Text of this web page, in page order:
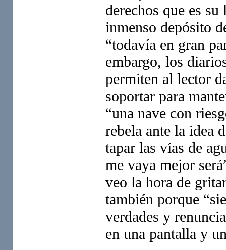
derechos que es
inmenso depósito
“todavía en gran
embargo, los
permiten al lector
soportar para
“una nave con
rebela ante la idea
tapar las vías de
me vaya mejor
veo la hora de
también porque
verdades y
en una pantalla y